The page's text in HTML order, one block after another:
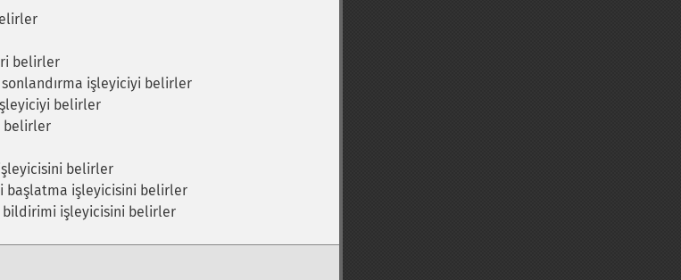
belirler
işleyiciyi belirler
belirler
belirler
belirler
başlatma işleyicisini belirler
bildirimi işleyicisini belirler